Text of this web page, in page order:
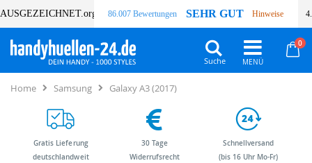
AUSGEZEICHNET.org 86.007 Bewertungen SEHR GUT Hinweise
0
Suche
Home Samsung Galaxy A3 (2017)
Gratis Lieferung
deutschlandweit
30 Tage
Widerrufsrecht
Schnellversand
(bis 16 Uhr Mo-Fr)